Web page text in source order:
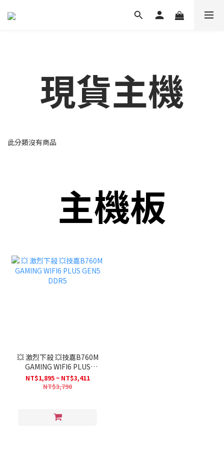
現貨主機
此分類沒有商品
主機板
💥 激烈下殺 💥技嘉B760M
GAMING WIFI6 PLUS
GEN5 DDR5
NT$1,895 ~ NT$3,411
NT$3,790